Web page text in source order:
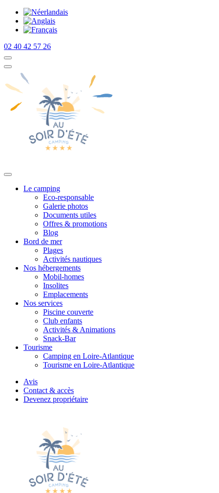
02 40 42 57 26
Le camping
Eco-responsable
Galerie photos
Documents utiles
Offres & promotions
Blog
Bord de mer
Plages
Activités nautiques
Nos hébergements
Mobil-homes
Insolites
Emplacements
Nos services
Piscine couverte
Club enfants
Activités & Animations
Snack-Bar
Tourisme
Camping en Loire-Atlantique
Tourisme en Loire-Atlantique
Avis
Contact & accès
Devenez propriétaire